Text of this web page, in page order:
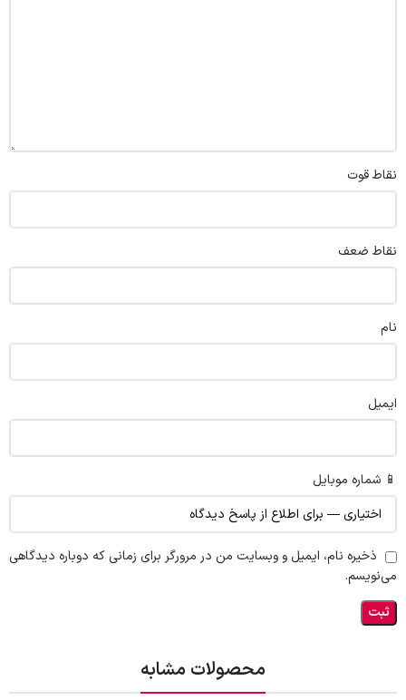
نقاط قوت
نقاط ضعف
نام
ایمیل
📱 شماره موبایل
ذخیره نام، ایمیل و وبسایت من در مرورگر برای زمانی که دوباره دیدگاهی
می‌نویسم.
محصولات مشابه